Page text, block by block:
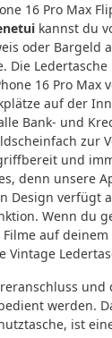
16 Pro Max
kannst du
oder Bargeld
Die Ledertasche
16 Pro Max
auf der
Bank- und
zur
und
denn unsere
Design verfügt
Wenn du
auf
Vintage
und
werden.
ist